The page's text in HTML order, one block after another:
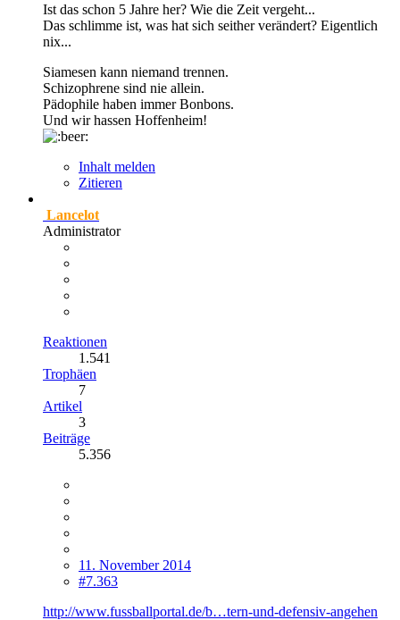
Ist das schon 5 Jahre her? Wie die Zeit vergeht...
Das schlimme ist, was hat sich seither verändert? Eigentlich
nix...
Siamesen kann niemand trennen.
Schizophrene sind nie allein.
Pädophile haben immer Bonbons.
Und wir hassen Hoffenheim!
Inhalt melden
Zitieren
Lancelot
Administrator
Reaktionen
1.541
Trophäen
7
Artikel
3
Beiträge
5.356
11. November 2014
#7.363
http://www.fussballportal.de/b…tern-und-defensiv-angehen